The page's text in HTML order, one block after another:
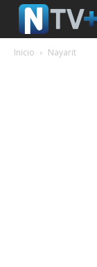
Inicio Nayarit